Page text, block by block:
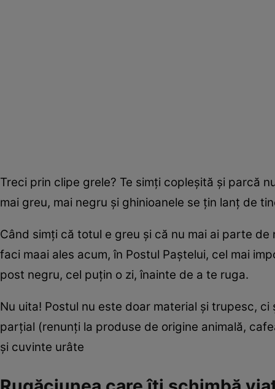
Treci prin clipe grele? Te simţi copleşită şi parcă
mai greu, mai negru şi ghinioanele se ţin lanţ de
Când simţi că totul e greu şi că nu mai ai parte
faci maai ales acum, în Postul Paştelui, cel mai
post negru, cel puţin o zi, înainte de a te ruga.
Nu uita! Postul nu este doar material şi trupesc,
parţial (renunţi la produse de origine animală,
şi cuvinte urâte